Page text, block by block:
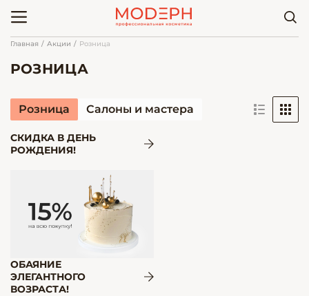
Главная Акции Розница
РОЗНИЦА
Розница Салоны и мастера
СКИДКА В ДЕНЬ
РОЖДЕНИЯ!
ОБАЯНИЕ
ЭЛЕГАНТНОГО
ВОЗРАСТА!